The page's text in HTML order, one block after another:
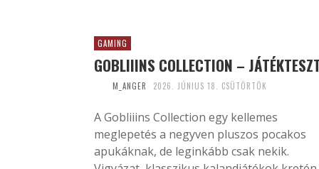
GAMING
GOBLIIINS COLLECTION –
M_ANGER 2026. JÚNIUS 18. CSÜTÖRTÖK
A Gobliiins Collection egy kellemes
meglepetés a negyven pluszos pocakos
apukáknak, de leginkább csak nekik.